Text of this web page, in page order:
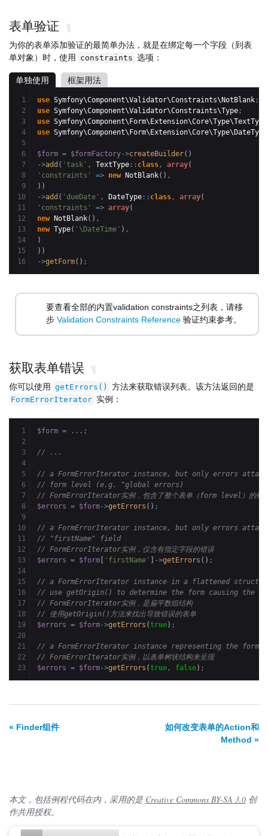
表单验证 ¶
为你的表单添加验证的最简单办法，就是在绑定每一个字段（到表
单对象）时，使用
constraints 选项：
单独使用 框架用法
1
2
3
4
5
6
7
8
9
10
11
12
13
14
15
use Symfony\Component\Validator\Constraints\NotBlank;
use Symfony\Component\Validator\Constraints\Type;
use Symfony\Component\Form\Extension\Core\Type\TextType
use Symfony\Component\Form\Extension\Core\Type\DateType
$form = $formFactory->createBuilder( )
->add ( 'task' , TextType :: class, array(
'constraints'
=> new NotBlank( ) ,
) )
->add ( 'dueDate' , DateType :: class, array(
'constraints'
=> array(
new NotBlank( ) ,
new Type( '\DateTime' ) ,
)
) )
->getForm( ) ;
要查看全部的内置validation constraints之列表，请移
步 Validation Constraints Reference 验证约束参考。
获取表单错误 ¶
你可以使用 getErrors() 方法来获取错误列表。该方法返回的是
FormErrorIterator 实例：
1
2
3
4
5
6
7
8
9
10
11
12
13
14
15
16
17
18
19
20
21
22
$form = ...;
// ...
// a FormErrorIterator instance, but only errors
// form level (e.g. "global errors)
// FormErrorIterator实例，包含了整个表单（form level）的错
$errors = $form->getErrors ( ) ;
// a FormErrorIterator instance, but only errors
// "firstName" field
// FormErrorIterator实例，仅含有指定字段的错误
$errors = $form 'firstName' ->getErrors ( ) ;
// a FormErrorIterator instance in a flattened
// use getOrigin() to determine the form causing the
// FormErrorIterator实例，是扁平数组结构
// 使用getOrigin()方法来找出导致错误的表单
$errors = $form->getErrors (true) ;
// a FormErrorIterator instance representing the form
// FormErrorIterator实例，以表单树状结构来呈现
$errors = $form->getErrors (true, false) ;
« Finder组件
如何改变表单的Action和
Method »
本文，包括例程代码在内，采用的是 Creative Commons BY-SA 3.0 创
作共用授权。